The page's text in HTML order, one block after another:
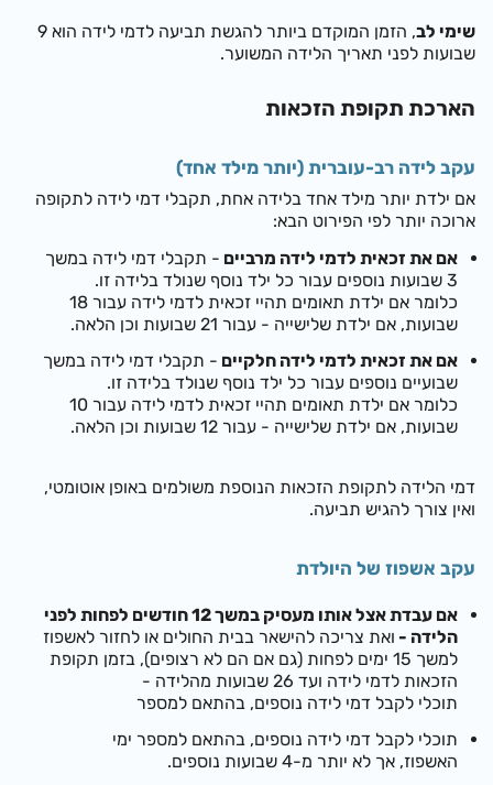
שימי לב
, הזמן המוקדם ביותר להגשת תביעה לדמי לידה הוא 9
שבועות לפני תאריך הלידה המשוער.
הארכת תקופת הזכאות
עקב לידה רב-עוברית (יותר מילד אחד)
אם ילדת יותר מילד אחד בלידה אחת, תקבלי דמי לידה לתקופה
ארוכה יותר לפי הפירוט הבא:
אם את זכאית לדמי לידה מרביים- תקבלי דמי לידה במשך
כלומר אם ילדת תאומים תהיי זכאית לדמי לידה עבור 18
שבועות, אם ילדת שלישייה - עבור 21 שבועות וכן הלאה.
אם את זכאיתלדמי לידה חלקיים- תקבלי דמי לידה במשך
שבועיים נוספים עבור כל ילד נוסף שנולד בלידה זו.
כלומר אם ילדת תאומים תהיי זכאית לדמי לידה עבור 10
שבועות, אם ילדת שלישייה - עבור 12 שבועות וכן הלאה.
דמי הלידה לתקופת הזכאות הנוספת משולמים באופן אוטומטי,
ואין צורך להגיש תביעה.
עקב אשפוז של היולדת
א
ם עבדת אצל אותו מעסיק במשך 12 חודשים לפחות לפני
הלידה - את צריכה להישאר בבית החולים או לחזור לאשפוז
למשך 15 ימים לפחות (גם אם הם לא רצופים), בזמן תקופת
הזכאות לדמי לידה ועד 26 שבועות מהלידה -
תוכלי לקבל דמי לידה נוספים, בהתאם למספר
תוכלי לקבל דמי לידה נוספים, בהתאם למספרימי
האשפוז, אך לא יותר מ-4 שבועות נוספים.